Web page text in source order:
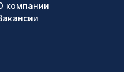
компании